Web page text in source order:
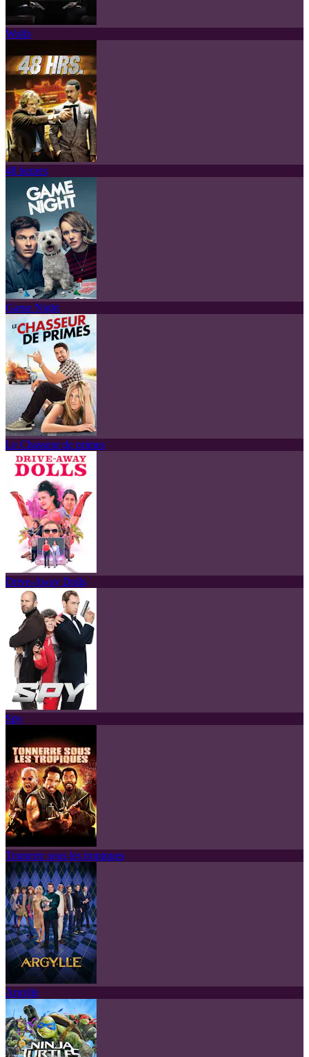
Wolfs
48 heures
Game Night
Le Chasseur de primes
Drive-Away Dolls
Spy
Tonnerre sous les tropiques
Argylle